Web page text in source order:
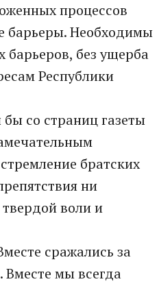
процессов
барьеры. Необходимы
без ущерба
Республики
со страниц газеты
братских
ни
воли и
сражались за
мы всегда